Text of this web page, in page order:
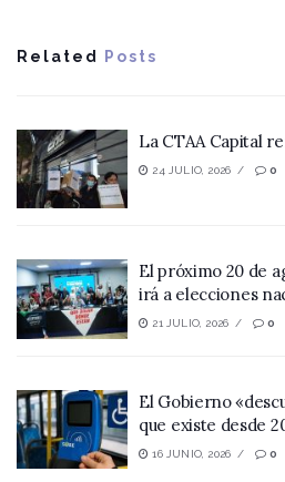
Related Posts
La CTAA Capital
24 JULIO, 2026 0
El próximo 20 de
irá a elecciones
21 JULIO, 2026 0
El Gobierno
que existe desde
16 JUNIO, 2026 0